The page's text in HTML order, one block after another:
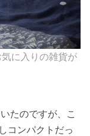
に入りの雑貨が
たのですが、こ
コンパクトだっ